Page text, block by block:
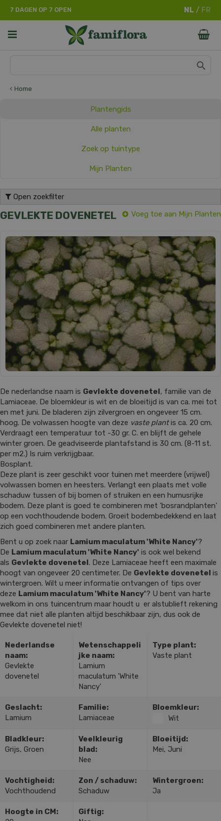
Home
7 DAGEN OP 7 OPEN
Plantengids
Alle planten
Zoek op tuintype
Mijn Planten
Open zoekfilter
GEVLEKTE DOVENETEL Voeg toe aan Mijn Planten
De nederlandse naam is Gevlekte dovenetel, familie van de
Lamiaceae. De bloemkleur is wit en de bloeitijd is van ca. mei tot
en met juni. De bladeren zijn zilvergroen en ongeveer 15 cm.
hoog. De volwassen hoogte van deze vaste plantis ca. 20 cm.
Verdraagt een temperatuur tot -30 gr. C. en blijft de gehele
winter groen. De geadviseerde plantafstand is 30 cm. (8-11 st.
per m2.) Is ruim verkrijgbaar.
Bosplant.
Deze plant is zeer geschikt voor tuinen met meerdere (vrijwel)
volwassen bomen en heesters. Verlangt een plaats met volle
schaduw tussen of bij bomen of struiken en een humusrijke
bodem. Deze plant is goed te combineren met 'bosrandplanten'
op een vochthoudende bodem. Groeit bodembedekkend en laat
zich goed combineren met andere planten.
Bent u op zoek naar Lamium maculatum 'White Nancy'?
De Lamium maculatum 'White Nancy' is ook wel bekend
als Gevlekte dovenetel. Deze Lamiaceae heeft een maximale
hoogt van ongeveer 20 centimeter. De Gevlekte dovenetel is
wintergroen. Wilt u meer informatie ontvangen of tips over
deze Lamium maculatum 'White Nancy'? U bent van harte
welkom in ons tuincentrum maar houdt u er alstublieft rekening
mee dat niet alle planten altijd beschikbaar zijn, dus ook de
Gevlekte dovenetel niet!
Nederlandse
naam:
Gevlekte
dovenetel
Wetenschappeli
jke naam:
Lamium
maculatum 'White
Nancy'
Type plant:
Vaste plant
Geslacht:
Lamium
Familie:
Lamiaceae
Bloemkleur:
Wit
Bladkleur:
Grijs, Groen
Veelkleurig
blad:
Nee
Bloeitijd:
Mei, Juni
Vochtigheid:
Vochthoudend
Zon / schaduw:
Schaduw
Wintergroen:
Ja
Hoogte in CM:
Giftig: